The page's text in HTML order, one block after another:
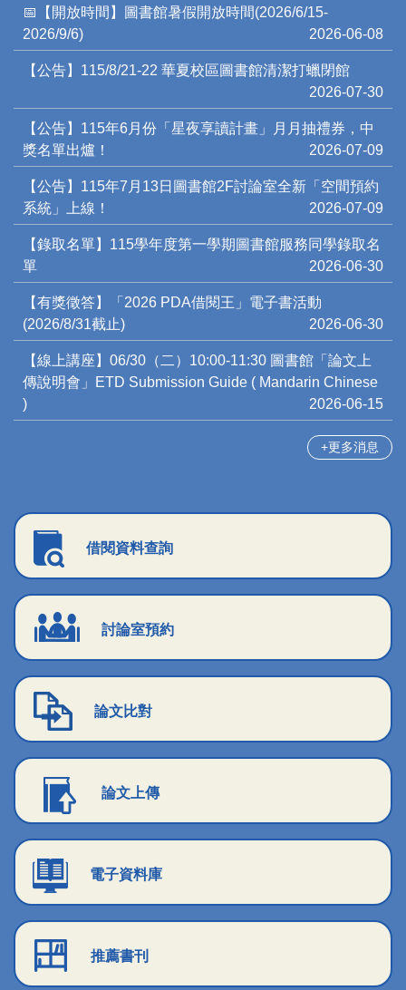
📅【開放時間】圖書館暑假開放時間(2026/6/15-
2026/9/6)
2026-06-08
【公告】115/8/21-22 華夏校區圖書館清潔打蠟閉館
2026-07-30
【公告】115年6月份「星夜享讀計畫」月月抽禮券，中
獎名單出爐！
2026-07-09
【公告】115年7月13日圖書館2F討論室全新「空間預約
系統」上線！
2026-07-09
【錄取名單】115學年度第一學期圖書館服務同學錄取名
單
2026-06-30
【有獎徵答】「2026 PDA借閱王」電子書活動
(2026/8/31截止)
2026-06-30
【線上講座】06/30（二）10:00-11:30 圖書館「論文上
傳說明會」ETD Submission Guide ( Mandarin Chinese
)
2026-06-15
更多消息
借閱資料查詢
討論室預約
論文比對
論文上傳
電子資料庫
推薦書刊